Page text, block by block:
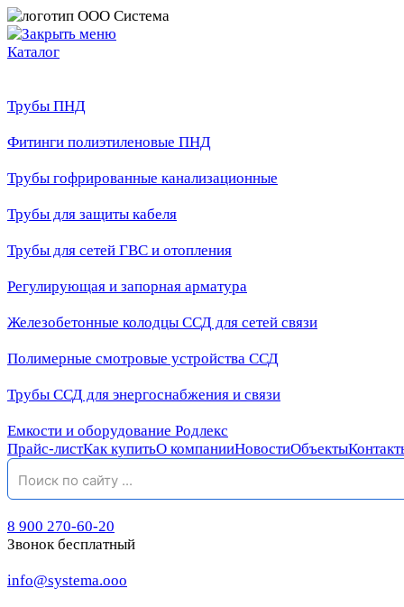
Каталог
Трубы ПНД
Фитинги полиэтиленовые ПНД
Трубы гофрированные канализационные
Трубы для защиты кабеля
Трубы для сетей ГВС и отопления
Регулирующая и запорная арматура
Железобетонные колодцы ССД для сетей связи
Полимерные смотровые устройства ССД
Трубы ССД для энергоснабжения и связи
Емкости и оборудование Родлекс
Прайс-листКак купитьО компанииНовостиОбъекты
8 900 270-60-20
Звонок бесплатный
info@systema.ooo